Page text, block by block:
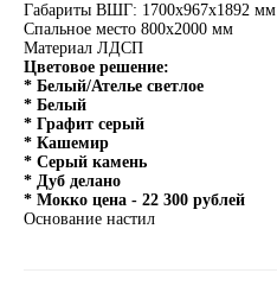
Габариты ВШГ: 1700х967х1892 мм
Спальное место 800х2000 мм
Материал ЛДСП
Цветовое решение:
* Белый/Ателье светлое
* Белый
* Графит серый
* Кашемир
* Серый камень
* Дуб делано
* Мокко цена - 22 300 рублей
Основание настил